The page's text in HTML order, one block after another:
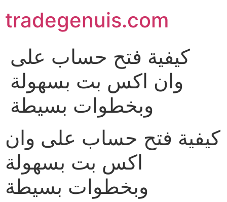
to
content
tradegenuis.com
كيفية فتح حساب على
وان اكس بت بسهولة
وبخطوات بسيطة
كيفية فتح حساب على وان
اكس بت بسهولة
وبخطوات بسيطة